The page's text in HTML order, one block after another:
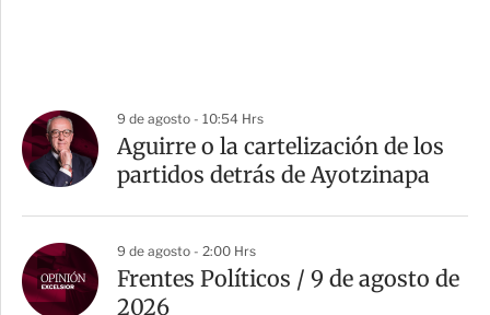
9 de agosto - 10:54 Hrs
Aguirre o la cartelización de los
partidos detrás de Ayotzinapa
9 de agosto - 2:00 Hrs
Frentes Políticos / 9 de agosto de
2026